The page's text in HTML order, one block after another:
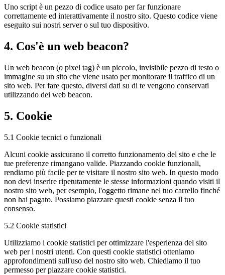
Uno script è un pezzo di codice usato per far funzionare
correttamente ed interattivamente il nostro sito. Questo codice viene
eseguito sui nostri server o sul tuo dispositivo.
4. Cos'è un web beacon?
Un web beacon (o pixel tag) è un piccolo, invisibile pezzo di testo o
immagine su un sito che viene usato per monitorare il traffico di un
sito web. Per fare questo, diversi dati su di te vengono conservati
utilizzando dei web beacon.
5. Cookie
5.1 Cookie tecnici o funzionali
Alcuni cookie assicurano il corretto funzionamento del sito e che le
tue preferenze rimangano valide. Piazzando cookie funzionali,
rendiamo più facile per te visitare il nostro sito web. In questo modo
non devi inserire ripetutamente le stesse informazioni quando visiti il
nostro sito web, per esempio, l'oggetto rimane nel tuo carrello finché
non hai pagato. Possiamo piazzare questi cookie senza il tuo
consenso.
5.2 Cookie statistici
Utilizziamo i cookie statistici per ottimizzare l'esperienza del sito
web per i nostri utenti. Con questi cookie statistici otteniamo
approfondimenti sull'uso del nostro sito web. Chiediamo il tuo
permesso per piazzare cookie statistici.